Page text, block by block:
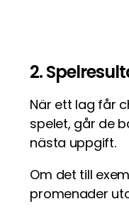
2.
När ett lag får
spelet, går de
nästa uppgift.
Om det till
promenader